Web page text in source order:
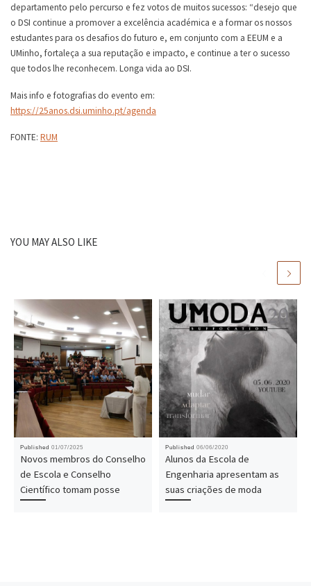
departamento pelo percurso e fez votos de muitos sucessos: “desejo que
o DSI continue a promover a excelência académica e a formar os nossos
estudantes para os desafios do futuro e, em conjunto com a EEUM e a
UMinho, fortaleça a sua reputação e impacto, e continue a ter o sucesso
que todos lhe reconhecem. Longa vida ao DSI.
Mais info e fotografias do evento em:
https://25anos.dsi.uminho.pt/agenda
FONTE: RUM
YOU MAY ALSO LIKE
Published 01/07/2025
Novos membros do Conselho
de Escola e Conselho
Científico tomam posse
Published 06/06/2020
Alunos da Escola de
Engenharia apresentam as
suas criações de moda